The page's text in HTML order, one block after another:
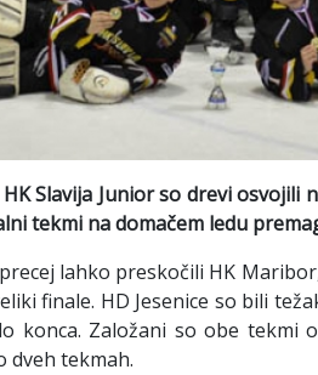
Slavija Junior so drevi osvojili
tekmi na domačem ledu
lahko preskočili HK
finale. HD Jesenice so bili
konca. Založani so obe tekmi
dveh tekmah.